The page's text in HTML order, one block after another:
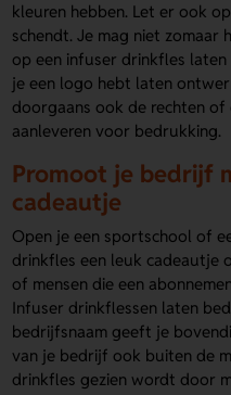
kleuren hebben. Let er ook
schendt. Je mag niet
op een infuser drinkfles
je een logo hebt laten
doorgaans ook de rechten
aanleveren voor bedrukking.
Promoot je bedrijf
cadeautje
Open je een sportschool of
drinkfles een leuk cadeautje
of mensen die een
Infuser drinkflessen laten
bedrijfsnaam geeft je
van je bedrijf ook buiten de
drinkfles gezien wordt door